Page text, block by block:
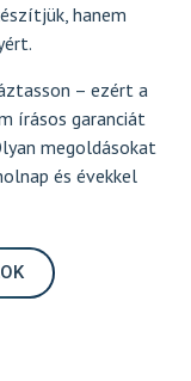
hanem
– ezért a
írásos garanciát
megoldásokat
és évekkel